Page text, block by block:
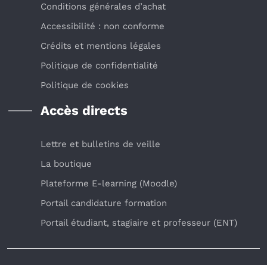
Conditions générales d’achat
Accessibilité : non conforme
Crédits et mentions légales
Politique de confidentialité
Politique de cookies
Accès directs
Lettre et bulletins de veille
La boutique
Plateforme E-learning (Moodle)
Portail candidature formation
Portail étudiant, stagiaire et professeur (ENT)